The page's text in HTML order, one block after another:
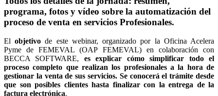
programa, fotos y vídeo sobre la automatización del
proceso de venta en servicios Profesionales.
Elobjetivo de este webinar, organizado por la Oficina Acelera
Pyme de FEMEVAL (OAP FEMEVAL) en colaboración con
BECCA SOFTWARE, es explicar cómo simplificar todo el
proceso completo que realizan los profesionales a la hora de
gestionar la venta de sus servicios. Se conocerá el trámite desde
que son posibles clientes hasta finalizar con la entrega de la
factura electrónica.